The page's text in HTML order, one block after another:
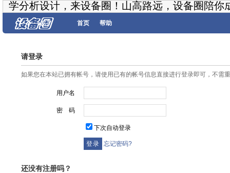
学分析设计，来设备圈！山高路远，设备圈陪你
首页 帮助
请登录
如果您在本站已拥有帐号，请使用已有的帐号信息直接进行登录即可，不需
用户名
密 码
下次自动登录
忘记密码?
还没有注册吗？